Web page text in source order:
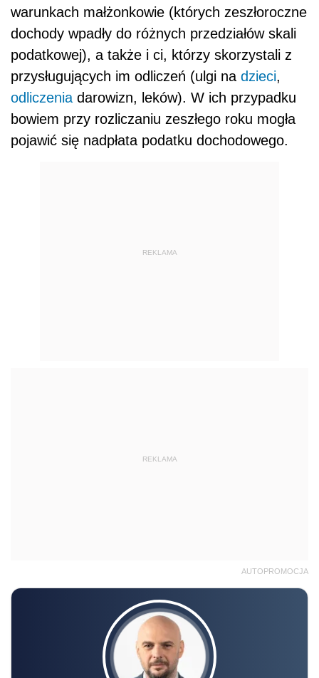
warunkach małżonkowie (których zeszłoroczne
dochody wpadły do różnych przedziałów skali
podatkowej), a także i ci, którzy skorzystali z
przysługujących im odliczeń (ulgi na dzieci,
odliczenia darowizn, leków). W ich przypadku
bowiem przy rozliczaniu zeszłego roku mogła
pojawić się nadpłata podatku dochodowego.
REKLAMA
REKLAMA
AUTOPROMOCJA